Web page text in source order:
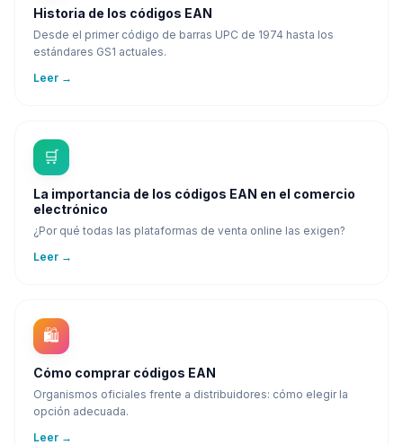
Historia de los códigos EAN
Desde el primer código de barras UPC de 1974 hasta los
estándares GS1 actuales.
Leer →
🛒
La importancia de los códigos EAN en el comercio
electrónico
¿Por qué todas las plataformas de venta online las exigen?
Leer →
🛍️
Cómo comprar códigos EAN
Organismos oficiales frente a distribuidores: cómo elegir la
opción adecuada.
Leer →